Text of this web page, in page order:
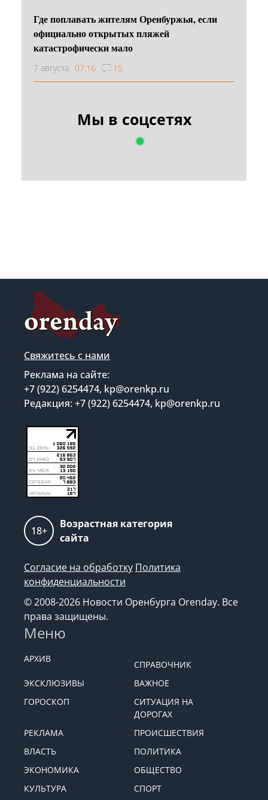
Где поплавать жителям Оренбуржья, если
официально открытых пляжей
катастрофически мало
7 августа 07:16 15
Мы в соцсетях
Свяжитесь с нами
Реклама на сайте:
+7 (922) 6254474, kp@orenkp.ru
Редакция: +7 (922) 6254474, kp@orenkp.ru
18+
Возрастная категория
сайта
Согласие на обработку Политика
конфиденциальности
© 2008-2026 Новости Оренбурга Orenday. Все
права защищены.
Меню
АРХИВ
СПРАВОЧНИК
ЭКСКЛЮЗИВЫ
ВАЖНОЕ
ГОРОСКОП
СИТУАЦИЯ НА
ДОРОГАХ
РЕКЛАМА
ПРОИСШЕСТВИЯ
ВЛАСТЬ
ПОЛИТИКА
ЭКОНОМИКА
ОБЩЕСТВО
КУЛЬТУРА
СПОРТ